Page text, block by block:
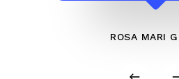
ROSA MARI